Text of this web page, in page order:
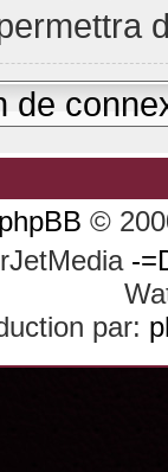
de
phpBB ©
-
par: